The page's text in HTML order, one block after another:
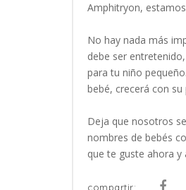
Amphitryon,
No hay nada más
debe ser
para tu niño
bebé, crecerá con
Deja que nosotros
nombres de bebés
que te guste ahora
compartir: